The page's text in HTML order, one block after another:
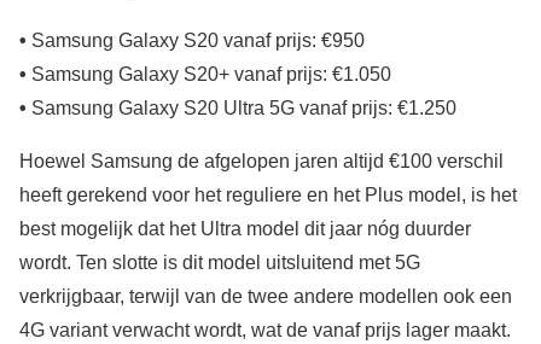
• Samsung Galaxy S20 vanaf prijs: €950
• Samsung Galaxy S20+ vanaf prijs: €1.050
• Samsung Galaxy S20 Ultra 5G vanaf prijs: €1.250
Hoewel Samsung de afgelopen jaren altijd €100 verschil
heeft gerekend voor het reguliere en het Plus model, is het
best mogelijk dat het Ultra model dit jaar nóg duurder
wordt. Ten slotte is dit model uitsluitend met 5G
verkrijgbaar, terwijl van de twee andere modellen ook een
4G variant verwacht wordt, wat de vanaf prijs lager maakt.